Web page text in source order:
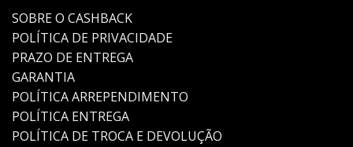
SOBRE O CASHBACK
POLÍTICA DE PRIVACIDADE
PRAZO DE ENTREGA
GARANTIA
POLÍTICA ARREPENDIMENTO
POLÍTICA ENTREGA
POLÍTICA DE TROCA E DEVOLUÇÃO